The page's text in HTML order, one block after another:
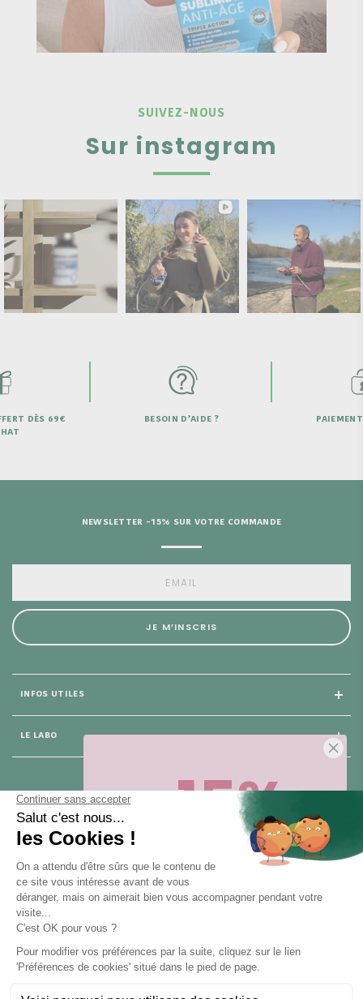
SUIVEZ-NOUS
Sur instagram
69€ BESOIN D’AIDE ? PAIEMENT
75 008 Paris
INFOS UTILES
LE LABO
NEWSLETTER -15% SUR VOTRE COMMANDE
JE M’INSCRIS
-15%
Sur votre première commande,
moment ! Désinscription en 1 clic, à
tout moment.